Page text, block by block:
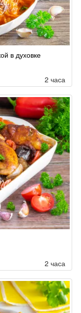
в духовке
2 часа
2 часа